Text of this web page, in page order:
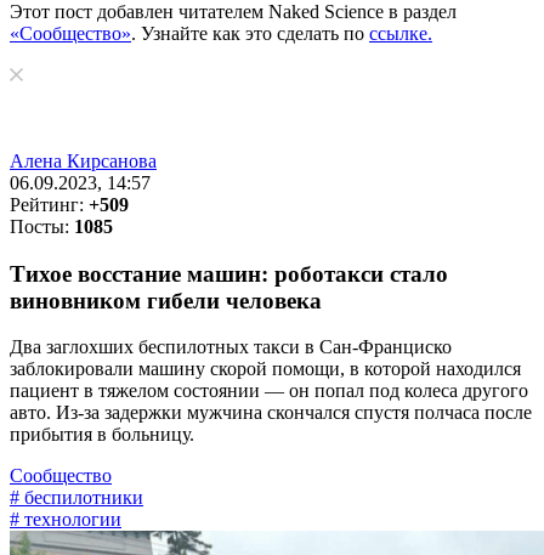
Этот пост добавлен читателем Naked Science в раздел
«Сообщество». Узнайте как это сделать по ссылке.
Алена Кирсанова
06.09.2023, 14:57
Рейтинг: +509
Посты: 1085
Тихое восстание машин: роботакси стало
виновником гибели человека
Два заглохших беспилотных такси в Сан-Франциско
заблокировали машину скорой помощи, в которой находился
пациент в тяжелом состоянии — он попал под колеса другого
авто. Из-за задержки мужчина скончался спустя полчаса после
прибытия в больницу.
Сообщество
# беспилотники
# технологии